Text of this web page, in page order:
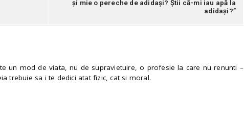
şi mie o pereche de adidaşi? Știi că-mi iau apă la
adidaşi?”
un mod de viata, nu de supravietuire, o profesie la care nu renunti –
trebuie sa i te dedici atat fizic, cat si moral.